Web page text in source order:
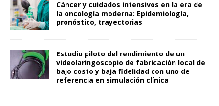
Cáncer y cuidados intensivos en la era de
la oncología moderna: Epidemiología,
pronóstico, trayectorias
Estudio piloto del rendimiento de un
videolaringoscopio de fabricación local de
bajo costo y baja fidelidad con uno de
referencia en simulación clínica